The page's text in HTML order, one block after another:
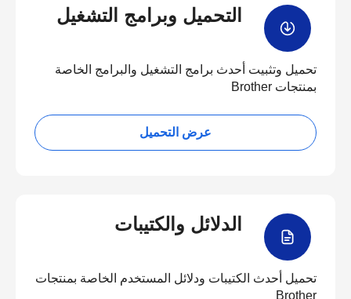
التحميل وبرامج التشغيل
تحميل وتثبيت أحدث برامج التشغيل والبرامج الخاصة
بمنتجات Brother
عرض التحميل
الدلائل والكتيبات
تحميل أحدث الكتيبات ودلائل المستخدم الخاصة بمنتجات
Brother